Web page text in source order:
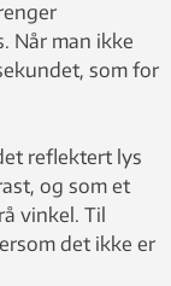
Når man ikke
som for
reflektert lys
og som et
vinkel. Til
det ikke er